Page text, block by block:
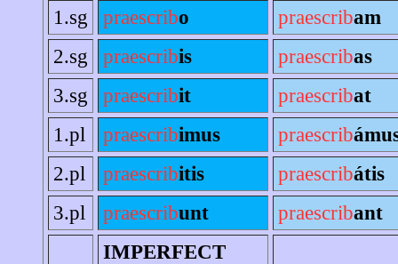
1.sg
praescribo praescribam
2.sg
praescribis praescribas
3.sg
praescribit praescribat
1.pl
praescribimus praescrib
2.pl
praescribitis praescribátis
3.pl
praescribunt praescribant
IMPERFECT